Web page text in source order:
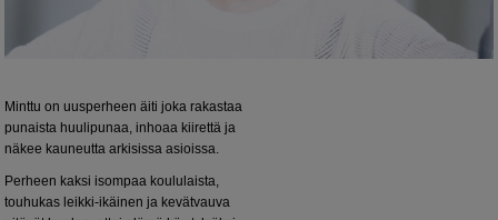
Minttu on uusperheen äiti joka rakastaa
punaista huulipunaa, inhoaa kiirettä ja
näkee kauneutta arkisissa asioissa.
Perheen kaksi isompaa koululaista,
touhukas leikki-ikäinen ja kevätvauva